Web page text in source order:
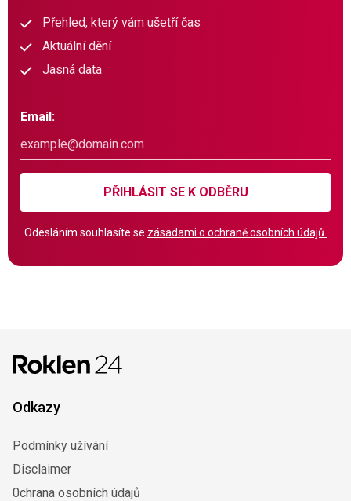
Přehled, který vám ušetří čas
Aktuální dění
Jasná data
Email:
PŘIHLÁSIT SE K ODBĚRU
Odesláním souhlasíte se zásadami o ochraně osobních údajů.
Odkazy
Podmínky užívání
Disclaimer
0chrana osobních údajů